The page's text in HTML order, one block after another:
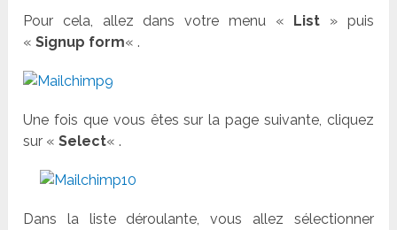
Pour cela, allez dans votre menu « List » puis
«Signup form« .
Une fois que vous êtes sur la page suivante, cliquez
sur «Select« .
Dans la liste déroulante, vous allez sélectionner